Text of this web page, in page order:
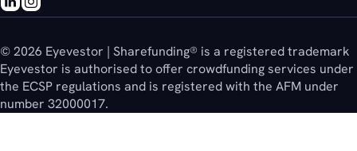
© 2026 Eyevestor | Sharefunding® is a registered trademark
Eyevestor is authorised to offer crowdfunding services under
the ECSP regulations and is registered with the AFM under
number 32000017.